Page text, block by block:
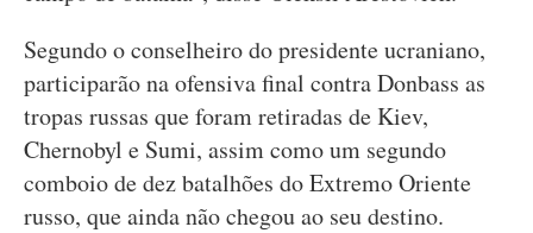
Segundo o conselheiro do presidente ucraniano,
participarão na ofensiva final contra Donbass as
tropas russas que foram retiradas de Kiev,
Chernobyl e Sumi, assim como um segundo
comboio de dez batalhões do Extremo Oriente
russo, que ainda não chegou ao seu destino.